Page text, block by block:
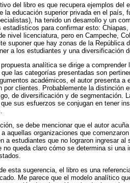
del libro es que recupera ejemplos
la educación superior privada en el
ha tenido un desarrollo y un
estadísticos para confirmar esto:
nivel licenciatura, pero en Campeche,
suponer que hay zonas de la
a los estudiantes y una diversificación
analítica se dirige a
las categorías presentadas son
académicos, el autor presenta
por clientes. Probablemente la distinción
de diversificación y de segmentación.
sus esfuerzos se conjugan en tener
se debe mencionar que el autor
aquellas organizaciones que
a estudiantes que no lograron ingresar
no queda claro cómo se determina si
esta sugerencia, el libro es una
Me parece que el modelo analítico